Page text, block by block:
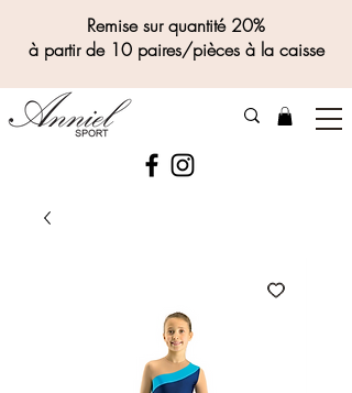
Remise sur quantité 20%
à partir de 10 paires/pièces à la caisse